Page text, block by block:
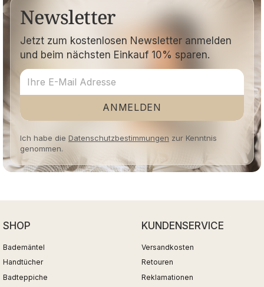
Newsletter
Jetzt zum kostenlosen Newsletter anmelden
und beim nächsten Einkauf 10% sparen.
ANMELDEN
Ich habe die Datenschutzbestimmungen zur Kenntnis
genommen.
SHOP
Bademäntel
Handtücher
Badteppiche
KUNDENSERVICE
Versandkosten
Retouren
Reklamationen